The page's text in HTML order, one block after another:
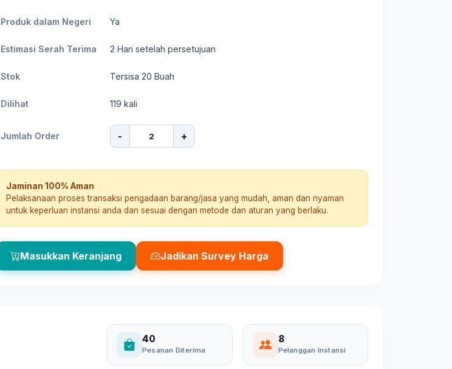
Produk dalam Negeri Ya
Estimasi Serah Terima 2 Hari setelah persetujuan
Stok Tersisa 20 Buah
Dilihat 119 kali
Jumlah Order - +
Jaminan 100% Aman
Pelaksanaan proses transaksi pengadaan barang/jasa yang mudah, aman dan nyaman
untuk keperluan instansi anda dan sesuai dengan metode dan aturan yang berlaku.
Masukkan Keranjang Jadikan Survey Harga
40
Pesanan Diterima
8
Pelanggan Instansi